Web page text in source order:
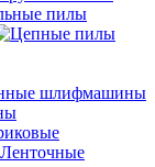
пилы
шлифмашины
Ленточные